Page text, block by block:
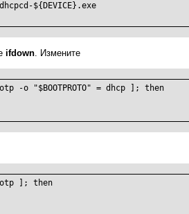
${DEVICE}.exe
ifdown . Измените
-o "$BOOTPROTO" = dhcp ]; then
]; then